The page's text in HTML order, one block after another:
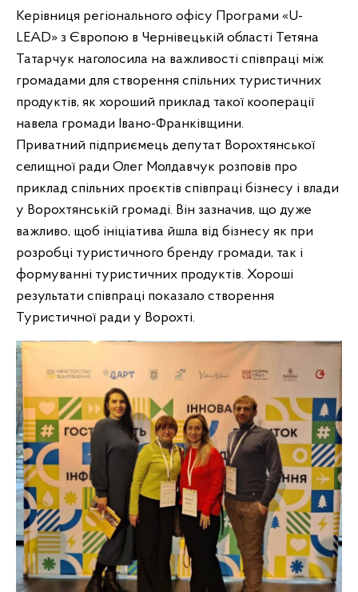
Керівниця регіонального офісу Програми «U-
LEAD» з Європою в Чернівецькій області Тетяна
Татарчук наголосила на важливості співпраці між
громадами для створення спільних туристичних
продуктів, як хороший приклад такої кооперації
навела громади Івано-Франківщини.
Приватний підприємець депутат Ворохтянської
селищної ради Олег Молдавчук розповів про
приклад спільних проєктів співпраці бізнесу і влади
у Ворохтянській громаді. Він зазначив, що дуже
важливо, щоб ініціатива йшла від бізнесу як при
розробці туристичного бренду громади, так і
формуванні туристичних продуктів. Хороші
результати співпраці показало створення
Туристичної ради у Ворохті.